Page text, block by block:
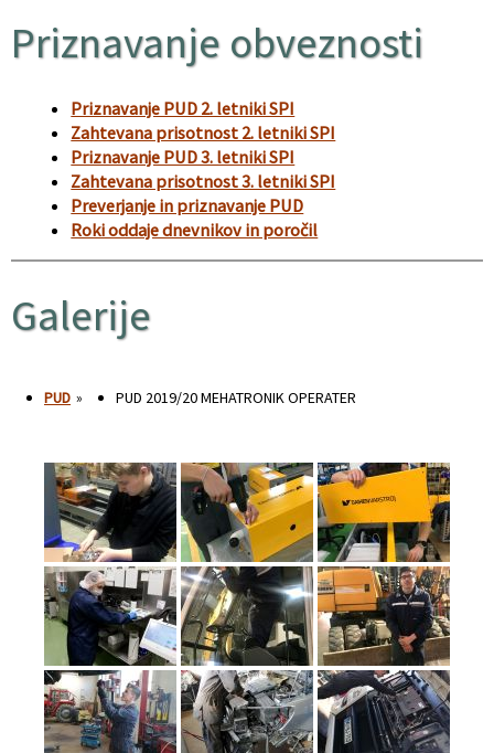
Priznavanje obveznosti
Priznavanje PUD 2. letniki SPI
Zahtevana prisotnost 2. letniki SPI
Priznavanje PUD 3. letniki SPI
Zahtevana prisotnost 3. letniki SPI
Preverjanje in priznavanje PUD
Roki oddaje dnevnikov in poročil
Galerije
PUD » PUD 2019/20 MEHATRONIK OPERATER